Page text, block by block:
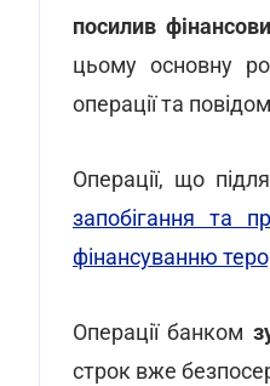
посилив
цьому основну
операції та
Операції, що
запобігання та
фінансуванню
Операції банком
строк вже